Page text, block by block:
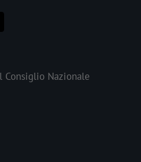
Consiglio Nazionale